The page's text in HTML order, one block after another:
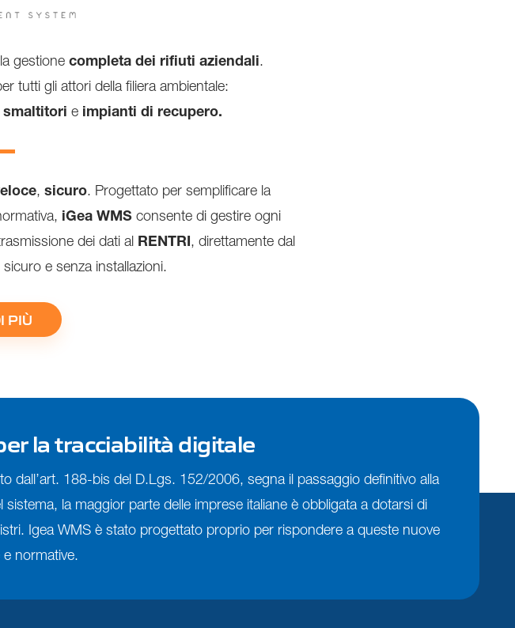
gestione completa dei rifiuti aziendali.
tutti gli attori della filiera ambientale:
smaltitori e impianti di recupero.
, sicuro. Progettato per semplificare la
iGea WMS consente di gestire ogni
dei dati al RENTRI, direttamente dal
e senza installazioni.
PIÙ
la tracciabilità digitale
dall’art. 188-bis del D.Lgs. 152/2006, segna il passaggio definitivo alla
la maggior parte delle imprese italiane è obbligata a dotarsi di
Igea WMS è stato progettato proprio per rispondere a queste nuove
normative.